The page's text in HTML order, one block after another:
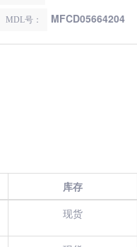
MDL号： MFCD05664204
库存
现货